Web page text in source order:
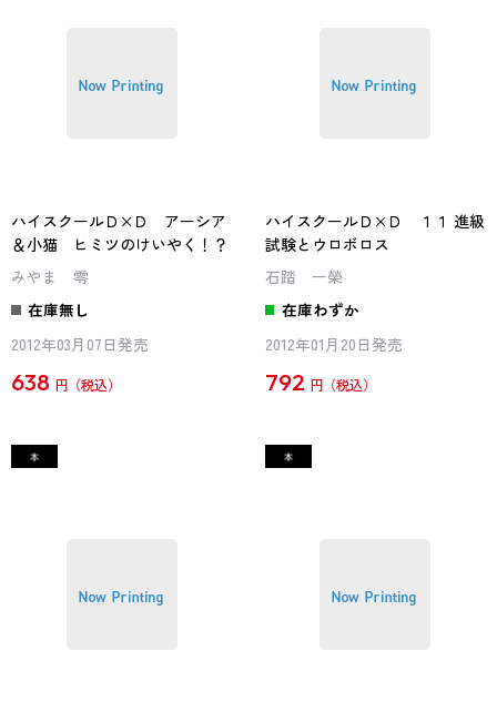
ハイスクールＤ×Ｄ アーシア
＆小猫 ヒミツのけいやく！？
みやま 零
在庫無し
2012年03月07日発売
638 円
ハイスクールＤ×Ｄ １１ 進級
試験とウロボロス
石踏 一榮
在庫わずか
2012年01月20日発売
792 円